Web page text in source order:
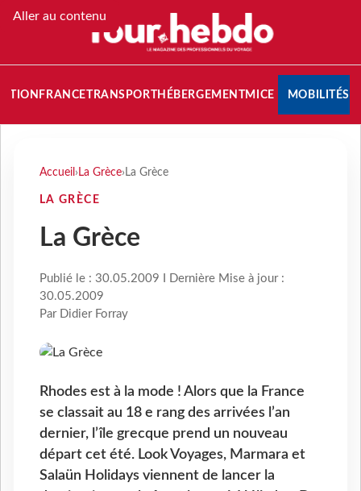
Aller au contenu
FRANCETRANSPORT HÉBERGEMENTMICE MOBILITÉS
Accueil › La Grèce› La Grèce
LA GRÈCE
La Grèce
Publié le : 30.05.2009 I Dernière Mise à jour :
30.05.2009
Par Didier Forray
Rhodes est à la mode ! Alors que la France
se classait au 18 e rang des arrivées l’an
dernier, l’île grecque prend un nouveau
départ cet été. Look Voyages, Marmara et
Salaün Holidays viennent de lancer la